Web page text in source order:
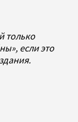
только
если это